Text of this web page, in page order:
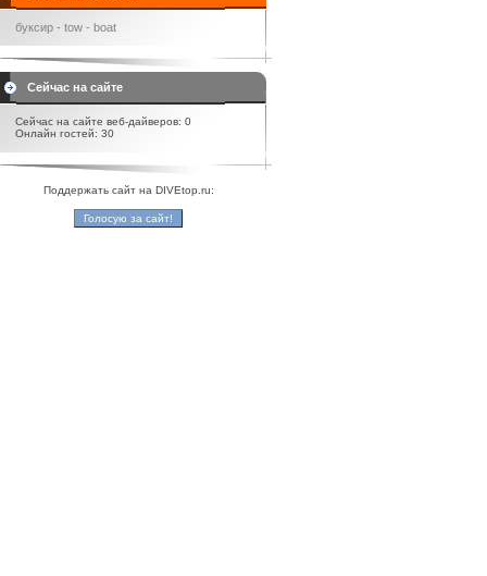
буксир - tow - boat
Сейчас на сайте
Сейчас на сайте веб-дайверов: 0
Онлайн гостей: 30
Поддержать сайт на DIVEtop.ru: